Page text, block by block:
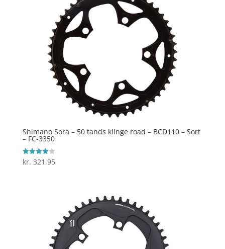
Shimano Sora – 50 tands klinge road – BCD110 – Sort
– FC-3350
Vurderet
4.1
kr. 321,95